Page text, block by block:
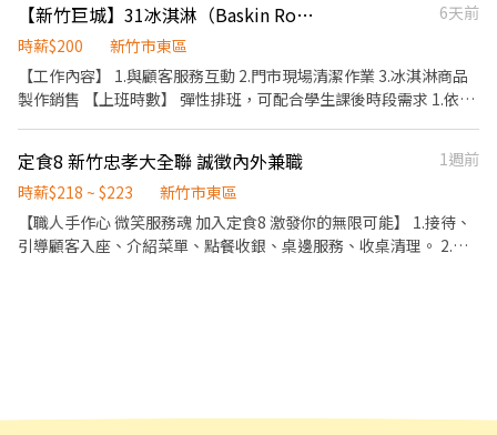
⸻⸻⸻⸻ ✅工作內容：(內外場都會接觸) 收銀點
餐、環境清潔、炸物製餐、洗滌餐具 ⸻⸻⸻⸻ ✅薪
資計算： 尖峰時段(11-14、17-21、22-01)➡️時薪215元 一般時段
➡️時薪196元 00:00後另享每小時55元夜班津貼
⋯⋯⋯⋯⋯⋯⋯⋯⋯⋯⋯⋯ 📍新竹食品 新竹市東區南大里食品路
228號 📍新竹光復 新竹市東區龍山里光復路一段526號 📍新竹經國
💡福利： 油資補貼/ 修繕補貼 體檢補助 (依規定) 員工推薦獎金 完整
教育訓練
【新竹巨城】31冰淇淋（Baskin Robbins）-早班門市工讀生
6天前
時薪$200
新竹市東區
【工作內容】 1.與顧客服務互動 2.門市現場清潔作業 3.冰淇淋商品
製作銷售 【上班時數】 彈性排班，可配合學生課後時段需求 1.依各
度】 特休假、育嬰假、陪產假、家庭照顧假、生理假等 【各項補
助】 婚喪補助、傷病補助 【員工福利】 年度員工健檢(不含新進人
員體檢) 每月發放免費冰淇淋兌換券、購物享員工折扣
定食8 新竹忠孝大全聯 誠徵內外兼職
1週前
時薪$218 ~ $223
新竹市東區
【職人手作心 微笑服務魂 加入定食8 激發你的無限可能】 1.接待、
引導顧客入座、介紹菜單、點餐收銀、桌邊服務、收桌清理。 2.全